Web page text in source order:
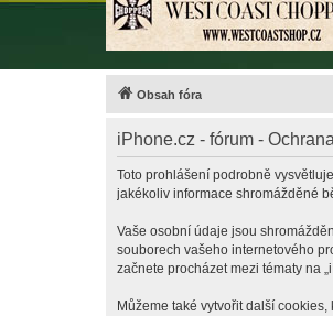
Obsah fóra
iPhone.cz - fórum -
Toto prohlášení podrobně vysvětluje
jakékoliv informace shromážděné
Vaše osobní údaje jsou
souborech vašeho internetového
začnete procházet mezi tématy na
Můžeme také vytvořit další